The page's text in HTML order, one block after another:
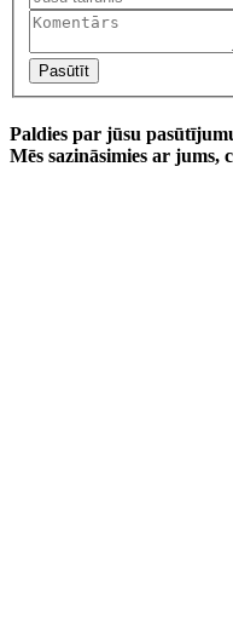
Pasūtīt
Paldies par jūsu
Mēs sazināsimies ar jums,